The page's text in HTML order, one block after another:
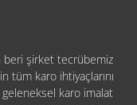
beri şirket tecrübemiz
tüm karo ihtiyaçlarını
geleneksel karo imalat